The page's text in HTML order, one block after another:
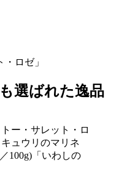
ロゼ」
選ばれた逸品
ー・サレット・ロ
キュウリのマリネ
100g)「いわしの